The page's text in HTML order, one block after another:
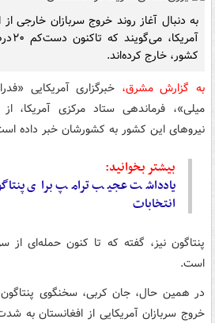
به دنبال آغاز روند خروج سربازان خارجی
کشور، خارج کرده‌اند.
به گزارش مشرق، خبرگزاری آمریکایی
نیروهای این کشور به کشورشان خبر داده
بیشتر بخوانید:
یادداشت عجیب ترامپ برای
انتخابات
پنتاگون نیز، گفته که تا کنون حمله‌ای از
است.
در همین حال، جان کربی، سخنگوی پنتاگون
خروج سربازان آمریکایی از افغانستان به